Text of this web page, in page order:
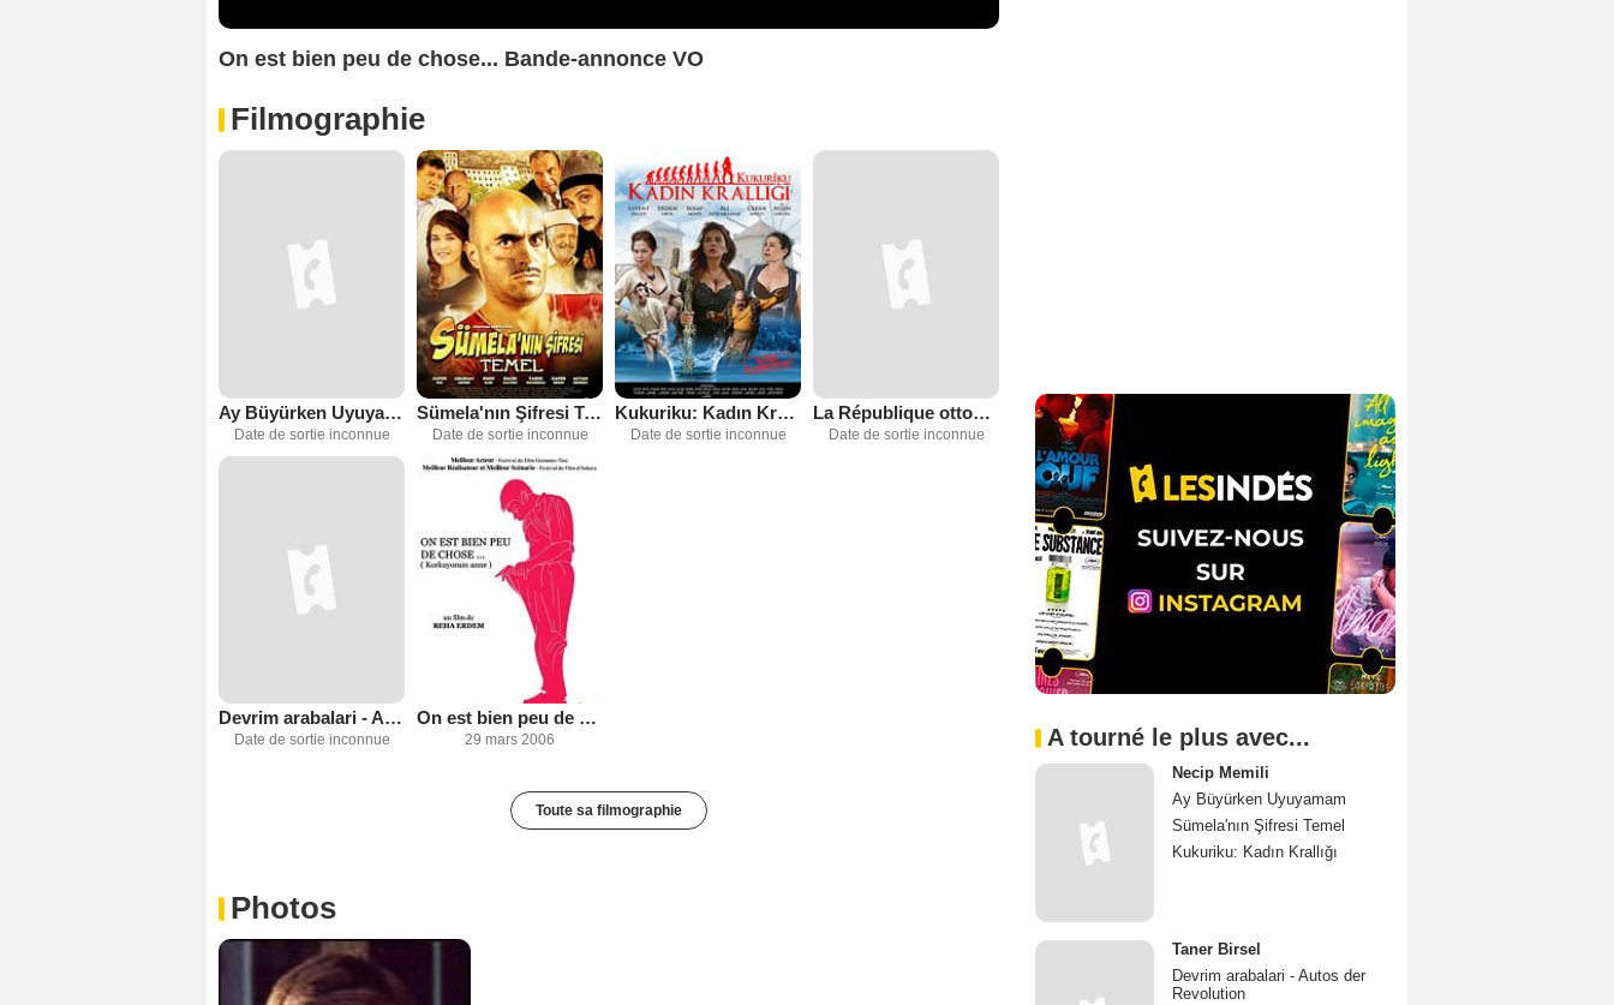
On est bien peu de chose... Bande-annonce VO
Filmographie
Ay Büyürken Uyuyamam
Date de sortie inconnue
Sümela'nın Şifresi Temel
Date de sortie inconnue
Kukuriku: Kadın Krallığı
Date de sortie inconnue
La République ottomane
Date de sortie inconnue
Devrim arabalari - Autos der Revolution
Date de sortie inconnue
On est bien peu de chose...
29 mars 2006
Toute sa filmographie
Photos
A tourné le plus avec...
Necip Memili
Ay Büyürken Uyuyamam
Sümela'nın Şifresi Temel
Kukuriku: Kadın Krallığı
Taner Birsel
Devrim arabalari - Autos der
Revolution